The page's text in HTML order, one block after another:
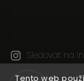
Tento web
Sledovat na